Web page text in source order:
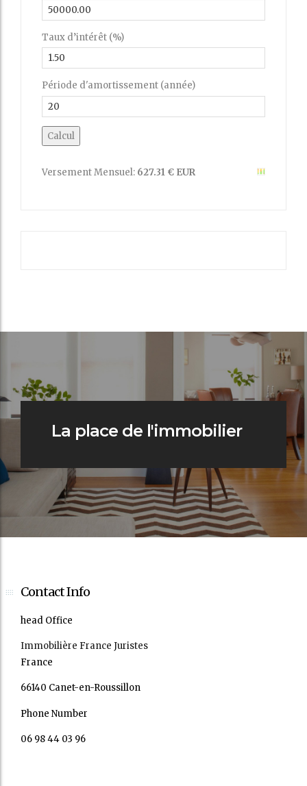
Taux d’intérêt (%)
Période d'amortissement (année)
Versement Mensuel: 627.31 € EUR
La place de l'immobilier
Contact Info
head Office
Immobilière France Juristes
France
66140 Canet-en-Roussillon
Phone Number
06 98 44 03 96